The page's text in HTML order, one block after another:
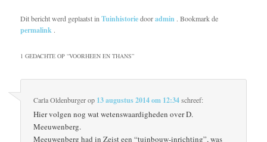
Dit bericht werd geplaatst inTuinhistoriedooradmin . Bookmark de
permalink .
1 GEDACHTE OP “VOORHEEN EN THANS”
Carla Oldenburgerop 13 augustus 2014 om 12:34schreef:
Hier volgen nog wat wetenswaardigheden over D.
Meeuwenberg.
Meeuwenberg had in Zeist een “tuinbouw-inrichting”, was